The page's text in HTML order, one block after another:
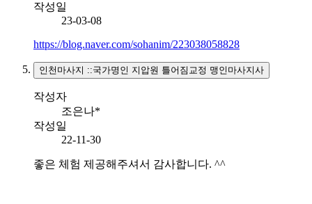
작성일
23-03-08
https://blog.naver.com/sohanim/223038058828
인천마사지 ::국가명인 지압원 틀어짐교정 맹인마사지사
작성자
조은나*
작성일
22-11-30
좋은 체험 제공해주셔서 감사합니다. ^^